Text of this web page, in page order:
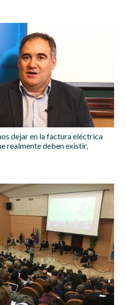
dejar en la factura eléctrica
realmente deben existir,